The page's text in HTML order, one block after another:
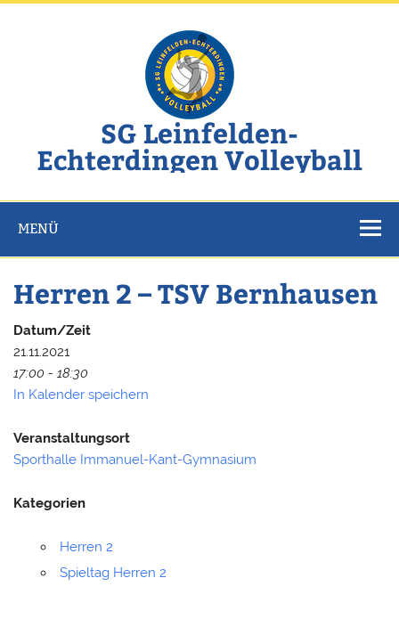
Zum
SG Leinfelden-
Echterdingen Volleyball
MENÜ
Herren 2 – TSV Bernhausen
Datum/Zeit
21.11.2021
17:00 - 18:30
In Kalender speichern
Veranstaltungsort
Sporthalle Immanuel-Kant-Gymnasium
Kategorien
Herren 2
Spieltag Herren 2